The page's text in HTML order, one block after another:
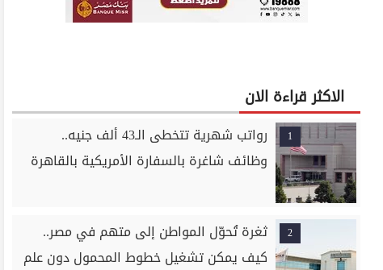
الاكثر قراءة الان
1
رواتب شهرية تتخطى الـ43 ألف جنيه..
وظائف شاغرة بالسفارة الأمريكية بالقاهرة
2
ثغرة تُحوّل المواطن إلى متهم في مصر..
كيف يمكن تشغيل خطوط المحمول دون علم